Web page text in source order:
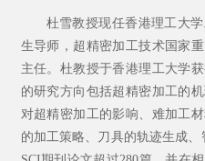
杜雪教授现任香港理工大
生导师，超精密加工技术国家
主任。杜教授于香港理工大学
的研究方向包括超精密加工的
对超精密加工的影响、难加工
的加工策略、刀具的轨迹生成